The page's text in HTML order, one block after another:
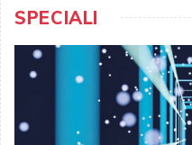
SPECIALI